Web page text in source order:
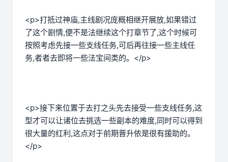
<p>打抵过神庙,主线剧况庞概相继开展放,如果错过
了这个剧情,便不是法继续这个打章节了,这个时候可
按照考虑先接一些支线任务,可后再往接一些主线任
务,者者去即将一些法宝间类的。</p>
<p>接下来位置于去打之头先去接受一些支线任务,这
型才可以让诸位去挑选一些副本的难度,同时可以得到
很大量的红利,这点对于前期晋升依是很有援助的。
</p>